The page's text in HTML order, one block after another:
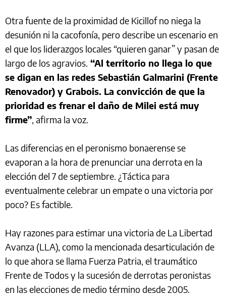
Otra fuente de la proximidad de Kicillof no niega la
desunión ni la cacofonía, pero describe un escenario en
el que los liderazgos locales “quieren ganar” y pasan de
largo de los agravios. “Al territorio no llega lo que
se digan en las redes Sebastián Galmarini (Frente
Renovador) y Grabois. La convicción de que la
prioridad es frenar el daño de Milei está muy
firme”, afirma la voz.
Las diferencias en el peronismo bonaerense se
evaporan a la hora de prenunciar una derrota en la
elección del 7 de septiembre. ¿Táctica para
eventualmente celebrar un empate o una victoria por
poco? Es factible.
Hay razones para estimar una victoria de La Libertad
Avanza (LLA), como la mencionada desarticulación de
lo que ahora se llama Fuerza Patria, el traumático
Frente de Todos y la sucesión de derrotas peronistas
en las elecciones de medio término desde 2005.